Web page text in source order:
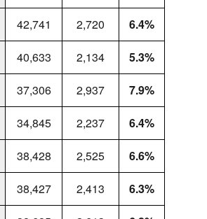
42,741 2,720 6.4%
40,633 2,134 5.3%
37,306 2,937 7.9%
34,845 2,237 6.4%
38,428 2,525 6.6%
38,427 2,413 6.3%